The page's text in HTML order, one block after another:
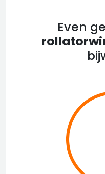
Even